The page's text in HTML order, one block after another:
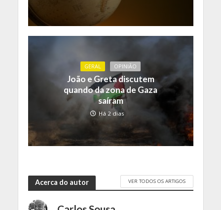
GERAL OPINIÃO
João e Greta discutem
quando da zona de Gaza
saíram
Há 2 dias
Acerca do autor VER TODOS OS ARTIGOS